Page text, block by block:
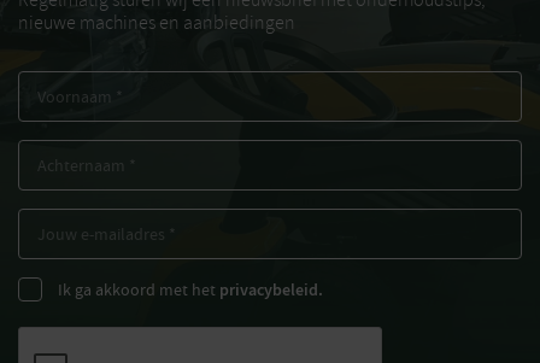
nieuwe machines en aanbiedingen
Ik ga akkoord met het privacybeleid.